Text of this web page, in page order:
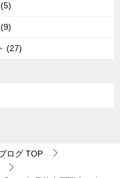
(27)
ログ TOP